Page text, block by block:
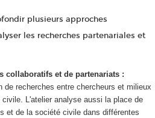
plusieurs approches
les recherches partenariales et
collaboratifs et de partenariats :
de recherches entre chercheurs et milieux
L'atelier analyse aussi la place de
et de la société civile dans différentes